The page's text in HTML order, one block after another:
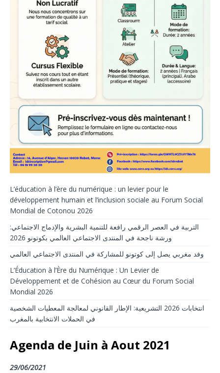
L’éducation à l’ère du numérique : un levier pour le
développement humain et l’inclusion sociale au Forum Social
Mondial de Cotonou 2026
التربية في العصر الرقمي رافعة للتنمية البشرية والإدماج الاجتماعي:
ورشة ناجحة في المنتدى الاجتماعي العالمي بكوتونو 2026
وفد مغربي يصل إلى كوتونو للمشاركة في المنتدى الاجتماعي العالمي
L’Éducation à l’Ère du Numérique : Un Levier de
Développement et de Cohésion au Cœur du Forum Social
Mondial 2026
انتخابات 2026 التشريعية: الإطار القانوني لمعالجة المعطيات الشخصية
في الحملات الانتخابية بالمغرب
Agenda de Juin à Aout 2021
29/06/2021